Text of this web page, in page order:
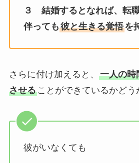
３ 結婚するとなれば、転
伴っても彼と生きる覚悟を
さらに付け加えると、 一人の時
させることができているかどう
彼がいなくても